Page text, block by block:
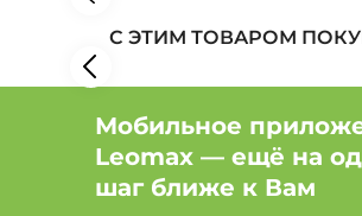
Товары для здоровья: Бренд Jirisan
NongHyup
С ЭТИМ ТОВАРОМ
Мобильное
Leomax — ещё на
шаг ближе к Вам